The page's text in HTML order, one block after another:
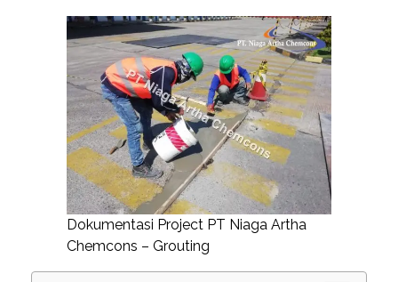
Dokumentasi Project PT Niaga Artha
Chemcons – Grouting